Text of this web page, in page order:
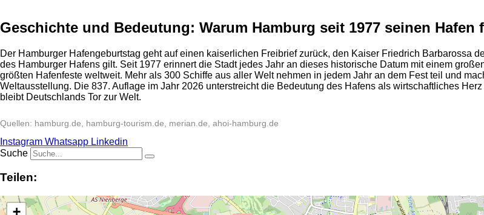
Geschichte und Bedeutung: Warum Hamburg seit 1977 seinen Hafen
Der Hamburger Hafengeburtstag geht auf einen kaiserlichen Freibrief zurück, den Kaiser Friedrich Barbarossa
des Hamburger Hafens gilt. Seit 1977 erinnert die Stadt jedes Jahr an dieses historische Datum mit einem
größten Hafenfeste weltweit. Mehr als 300 Schiffe aus aller Welt nehmen in jedem Jahr an dem Fest teil und
Weltausstellung. Die 837. Auflage im Jahr 2026 unterstreicht die Bedeutung des Hafens als wirtschaftliches
bleibt Deutschlands Tor zur Welt.
Quellen: hamburg.de, hamburg-tourism.de, merian.de, ahoi-hamburg.de
Instagram Whatsapp Linkedin
Suche
Teilen:
+